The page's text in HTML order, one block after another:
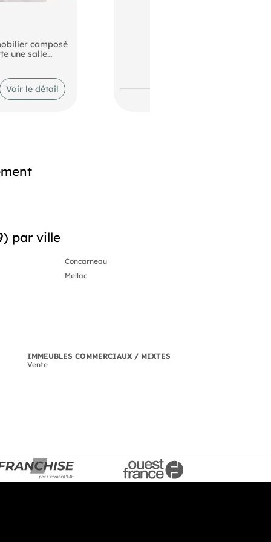
composé
une salle
quatres
Voir le détail
par ville
Concarneau
Mellac
IMMEUBLES COMMERCIAUX / MIXTES
Vente